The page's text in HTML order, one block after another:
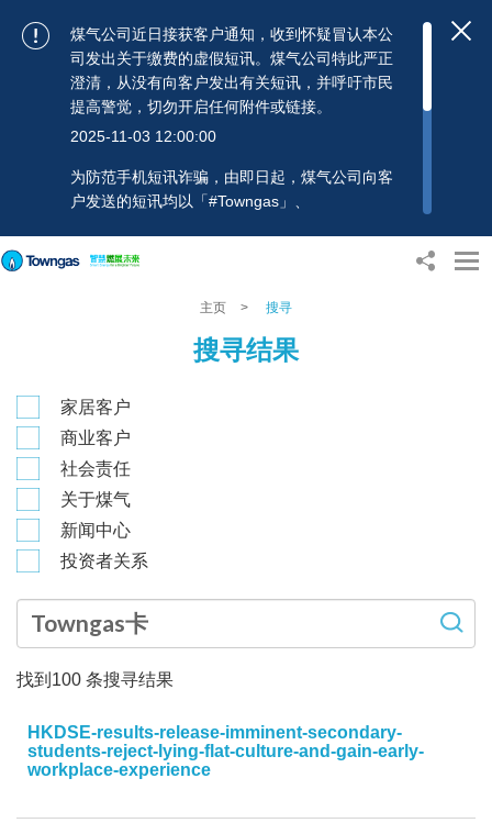
煤气公司近日接获客户通知，收到怀疑冒认本公
司发出关于缴费的虚假短讯。煤气公司特此严正
澄清，从没有向客户发出有关短讯，并呼吁市民
提高警觉，切勿开启任何附件或链接。
2025-11-03 12:00:00
为防范手机短讯诈骗，由即日起，煤气公司向客
户发送的短讯均以「#Towngas」、
启任何可疑附件或连结，并避免向来历不明的发
个人资料，以免蒙受损失。若有任何疑问，可随
邮：towngas.cs@towngas.com 查询。
主页 > 搜寻
搜寻结果
家居客户
商业客户
社会责任
关于煤气
新闻中心
投资者关系
找到 100 条搜寻结果
HKDSE-results-release-imminent-secondary-
students-reject-lying-flat-culture-and-gain-early-
workplace-experience